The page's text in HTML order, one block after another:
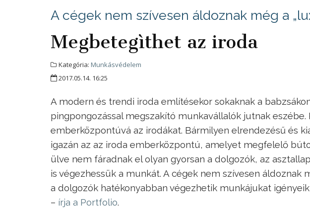
A cégek nem szívesen áldoznak még a
Megbetegìthet az iroda
Kategória: Munkásvédelem
2017.05.14. 16:25
A modern és trendi iroda említésekor sokaknak a
pingpongozással megszakító munkavállalók jutnak
emberközpontúvá az irodákat. Bármilyen elrendezésű és
igazán az az iroda emberközpontú, amelyet megfelelő
ülve nem fáradnak el olyan gyorsan a dolgozók, az
is végezhessük a munkát. A cégek nem szívesen áldoznak
a dolgozók hatékonyabban végezhetik munkájukat
– írja a Portfolio.